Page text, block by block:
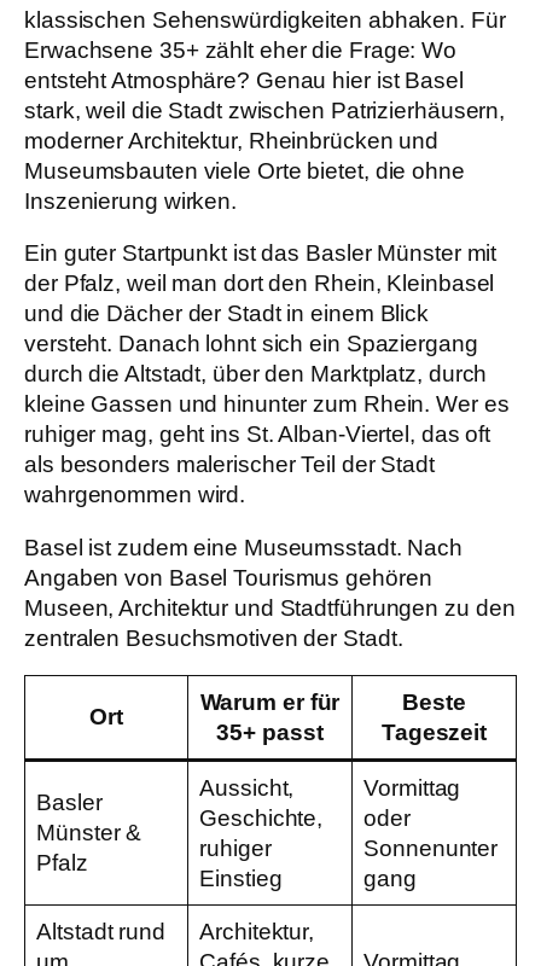
klassischen Sehenswürdigkeiten abhaken. Für
Erwachsene 35+ zählt eher die Frage: Wo
entsteht Atmosphäre? Genau hier ist Basel
stark, weil die Stadt zwischen Patrizierhäusern,
moderner Architektur, Rheinbrücken und
Museumsbauten viele Orte bietet, die ohne
Inszenierung wirken.
Ein guter Startpunkt ist das Basler Münster mit
der Pfalz, weil man dort den Rhein, Kleinbasel
und die Dächer der Stadt in einem Blick
versteht. Danach lohnt sich ein Spaziergang
durch die Altstadt, über den Marktplatz, durch
kleine Gassen und hinunter zum Rhein. Wer es
ruhiger mag, geht ins St. Alban-Viertel, das oft
als besonders malerischer Teil der Stadt
wahrgenommen wird.
Basel ist zudem eine Museumsstadt. Nach
Angaben von Basel Tourismus gehören
Museen, Architektur und Stadtführungen zu den
zentralen Besuchsmotiven der Stadt.
Ort
Warum er für
35+ passt
Beste
Tageszeit
Basler
Münster &
Pfalz
Aussicht,
Geschichte,
ruhiger
Einstieg
Vormittag
oder
Sonnenunter
gang
Altstadt rund
Architektur,